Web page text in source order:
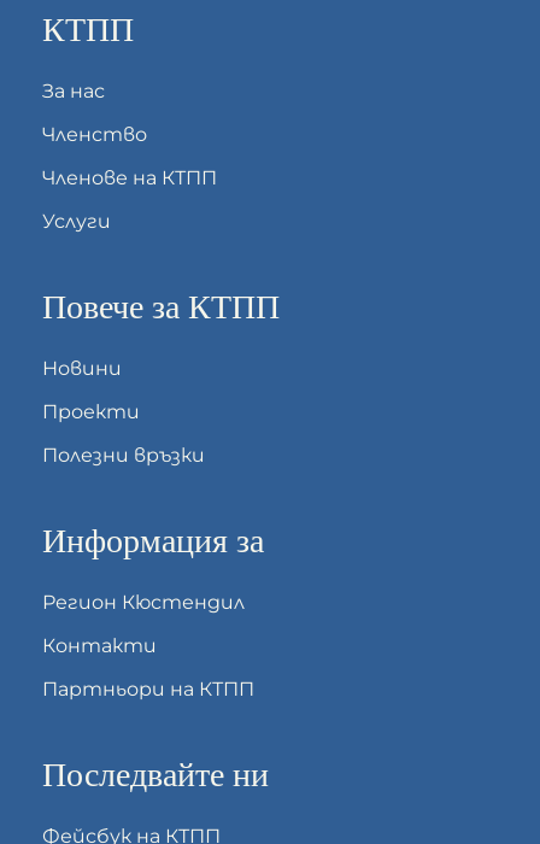
КТПП
За нас
Членство
Членове на КТПП
Услуги
Повече за КТПП
Новини
Проекти
Полезни връзки
Информация за
Регион Кюстендил
Контакти
Партньори на КТПП
Последвайте ни
Фейсбук на КТПП